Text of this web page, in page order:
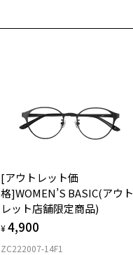
[アウトレット価
格]WOMEN’S BASIC(アウト
レット店舗限定商品)
¥4,900
ZC222007-14F1